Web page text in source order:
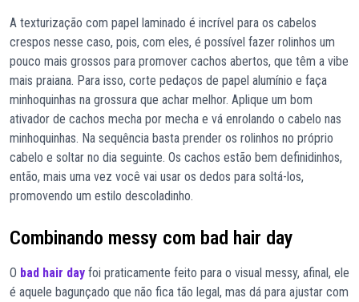
A texturização com papel laminado é incrível para os cabelos
crespos nesse caso, pois, com eles, é possível fazer rolinhos um
pouco mais grossos para promover cachos abertos, que têm a vibe
mais praiana. Para isso, corte pedaços de papel alumínio e faça
minhoquinhas na grossura que achar melhor. Aplique um bom
ativador de cachos mecha por mecha e vá enrolando o cabelo nas
minhoquinhas. Na sequência basta prender os rolinhos no próprio
cabelo e soltar no dia seguinte. Os cachos estão bem definidinhos,
então, mais uma vez você vai usar os dedos para soltá-los,
promovendo um estilo descoladinho.
Combinando messy com bad hair day
O bad hair day foi praticamente feito para o visual messy, afinal, ele
é aquele bagunçado que não fica tão legal, mas dá para ajustar com